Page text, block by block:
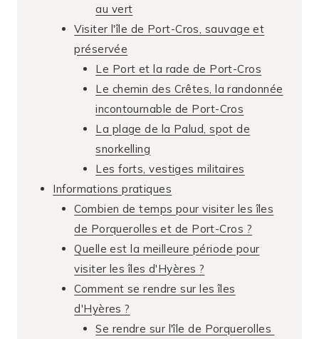
au vert
Visiter l'île de Port-Cros, sauvage et
préservée
Le Port et la rade de Port-Cros
Le chemin des Crêtes, la randonnée
incontournable de Port-Cros
La plage de la Palud, spot de
snorkelling
Les forts, vestiges militaires
Informations pratiques
Combien de temps pour visiter les îles
de Porquerolles et de Port-Cros ?
Quelle est la meilleure période pour
visiter les îles d'Hyères ?
Comment se rendre sur les îles
d'Hyères ?
Se rendre sur l'île de Porquerolles